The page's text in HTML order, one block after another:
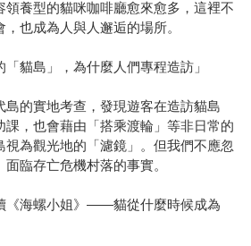
領養型的貓咪咖啡廳愈來愈多，這裡不
也成為人與人邂逅的場所。
貓島」，為什麼人們專程造訪」
島的實地考查，發現遊客在造訪貓島
課，也會藉由「搭乘渡輪」等非日常的
為觀光地的「濾鏡」。但我們不應忽
臨存亡危機村落的事實。
《海螺小姐》——貓從什麼時候成為